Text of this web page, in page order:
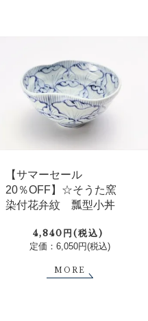
【サマーセール
20％OFF】☆そうた窯
染付花弁紋 瓢型小丼
4,840円(税込)
定価：6,050円(税込)
MORE